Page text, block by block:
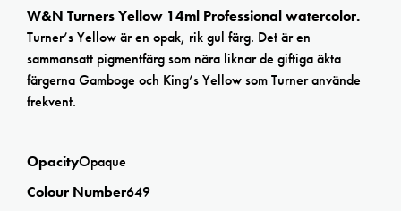
W&N Turners Yellow 14ml Professional watercolor.
Turner’s Yellow är en opak, rik gul färg. Det är en
sammansatt pigmentfärg som nära liknar de giftiga äkta
färgerna Gamboge och King’s Yellow som Turner använde
frekvent.
OpacityOpaque
Colour Number649